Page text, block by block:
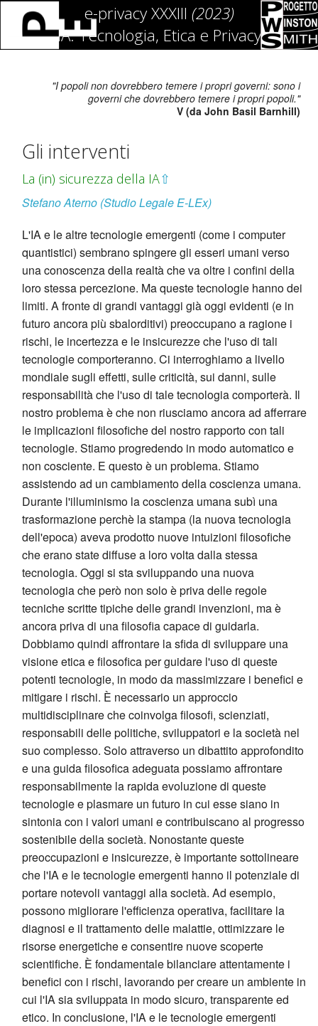
e-privacy XXXIII (2023)
IA: Tecnologia, Etica e Privacy
"I popoli non dovrebbero temere i propri governi: sono i
governi che dovrebbero temere i propri popoli."
V (da John Basil Barnhill)
Gli interventi
La (in) sicurezza della IA⇧
Stefano Aterno (Studio Legale E-LEx)
L'IA e le altre tecnologie emergenti (come i computer
quantistici) sembrano spingere gli esseri umani verso
una conoscenza della realtà che va oltre i confini della
loro stessa percezione. Ma queste tecnologie hanno dei
limiti. A fronte di grandi vantaggi già oggi evidenti (e in
futuro ancora più sbalorditivi) preoccupano a ragione i
rischi, le incertezza e le insicurezze che l'uso di tali
tecnologie comporteranno. Ci interroghiamo a livello
mondiale sugli effetti, sulle criticità, sui danni, sulle
responsabilità che l'uso di tale tecnologia comporterà. Il
nostro problema è che non riusciamo ancora ad afferrare
le implicazioni filosofiche del nostro rapporto con tali
tecnologie. Stiamo progredendo in modo automatico e
non cosciente. E questo è un problema. Stiamo
assistendo ad un cambiamento della coscienza umana.
Durante l'illuminismo la coscienza umana subì una
trasformazione perchè la stampa (la nuova tecnologia
dell'epoca) aveva prodotto nuove intuizioni filosofiche
che erano state diffuse a loro volta dalla stessa
tecnologia. Oggi si sta sviluppando una nuova
tecnologia che però non solo è priva delle regole
tecniche scritte tipiche delle grandi invenzioni, ma è
ancora priva di una filosofia capace di guidarla.
Dobbiamo quindi affrontare la sfida di sviluppare una
visione etica e filosofica per guidare l'uso di queste
potenti tecnologie, in modo da massimizzare i benefici e
mitigare i rischi. È necessario un approccio
multidisciplinare che coinvolga filosofi, scienziati,
responsabili delle politiche, sviluppatori e la società nel
suo complesso. Solo attraverso un dibattito approfondito
e una guida filosofica adeguata possiamo affrontare
responsabilmente la rapida evoluzione di queste
tecnologie e plasmare un futuro in cui esse siano in
sintonia con i valori umani e contribuiscano al progresso
sostenibile della società. Nonostante queste
preoccupazioni e insicurezze, è importante sottolineare
che l'IA e le tecnologie emergenti hanno il potenziale di
portare notevoli vantaggi alla società. Ad esempio,
possono migliorare l'efficienza operativa, facilitare la
diagnosi e il trattamento delle malattie, ottimizzare le
risorse energetiche e consentire nuove scoperte
scientifiche. È fondamentale bilanciare attentamente i
benefici con i rischi, lavorando per creare un ambiente in
cui l'IA sia sviluppata in modo sicuro, transparente ed
etico. In conclusione, l'IA e le tecnologie emergenti